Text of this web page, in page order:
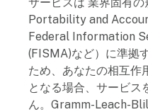
Portability and
Federal Information
(FISMA)など）に準拠
ため、あなたの相互作
となる場合、サービス
ん。Gramm-Leach-